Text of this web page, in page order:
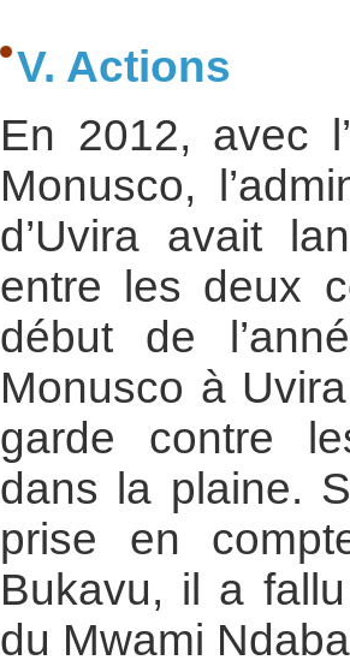
V. Actions
En 2012, avec
Monusco,
d’Uvira avait
entre les deux
début de
Monusco à
garde contre
dans la plaine.
prise en
Bukavu, il a
du Mwami